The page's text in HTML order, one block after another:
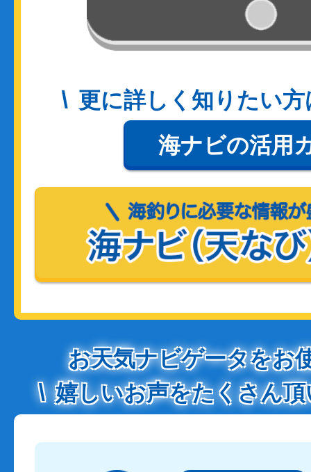
更に詳しく知りたい
海ナビの活用
お天気ナビゲータをお
嬉しいお声をたくさん